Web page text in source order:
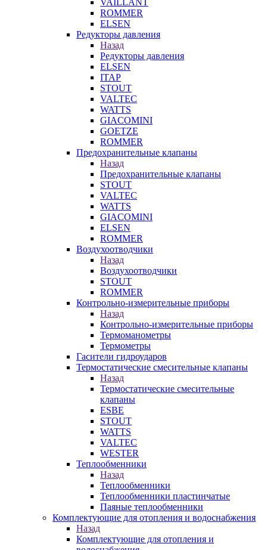
VAILLANT
ROMMER
ELSEN
Редукторы давления
Назад
Редукторы давления
ELSEN
ITAP
STOUT
VALTEC
WATTS
GIACOMINI
GOETZE
ROMMER
Предохранительные клапаны
Назад
Предохранительные клапаны
STOUT
VALTEC
WATTS
GIACOMINI
ELSEN
ROMMER
Воздухоотводчики
Назад
Воздухоотводчики
STOUT
ROMMER
Контрольно-измерительные приборы
Назад
Контрольно-измерительные приборы
Термоманометры
Термометры
Гасители гидроударов
Термостатические смесительные клапаны
Назад
Термостатические смесительные
клапаны
ESBE
STOUT
WATTS
VALTEC
WESTER
Теплообменники
Назад
Теплообменники
Теплообменники пластинчатые
Паяные теплообменники
Комплектующие для отопления и водоснабжения
Назад
Комплектующие для отопления и